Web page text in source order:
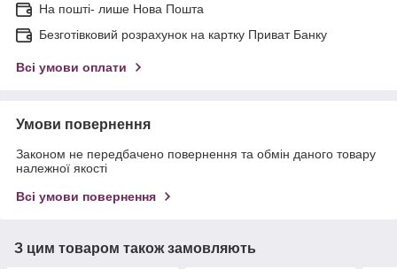
На пошті- лише Нова Пошта
Безготівковий розрахунок на картку Приват Банку
Всі умови оплати
Умови повернення
Законом не передбачено повернення та обмін даного товару
належної якості
Всі умови повернення
З цим товаром також замовляють